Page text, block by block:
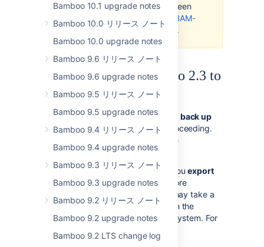
Bamboo 10.1 upgrade notes
Bamboo 10.0 リリース ノート
Bamboo 10.0 upgrade notes
Bamboo 9.6 リリース ノート
Bamboo 9.6 upgrade notes
Bamboo 9.5 リリース ノート
Bamboo 9.5 upgrade notes
Bamboo 9.4 リリース ノート
Bamboo 9.4 upgrade notes
Bamboo 9.3 リリース ノート
Bamboo 9.3 upgrade notes
Bamboo 9.2 リリース ノート
Bamboo 9.2 upgrade notes
Bamboo 9.2 LTS change log
installation until a fix has been
implemented. Please see
BAM-
4705for more information.
Upgrading from Bamboo 2.3 to
2.4
We strongly recommended that you back up
your xml-data directory
before proceeding.
For full instructions please follow the
Bamboo upgrade guide.
We also strongly recommend that youexport
your Bamboo data for backup
before
proceeding. Please note, that this may take a
long time to complete depending on the
number of builds and tests in your system. For
Exporting data for backup.